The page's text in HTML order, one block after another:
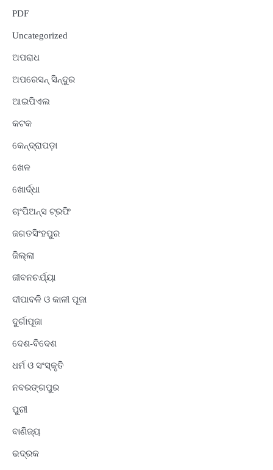
PDF
Uncategorized
ଅପରାଧ
ଅପରେସନ୍ ସିନ୍ଦୁର
ଆଇପିଏଲ
କଟକ
କେନ୍ଦ୍ରାପଡ଼ା
ଖେଳ
ଖୋର୍ଦ୍ଧା
ଚାଂପିଅନ୍ସ ଟ୍ରଫି
ଜଗତସିଂହପୁର
ଜିଲ୍ଲା
ଜୀବନଚର୍ଯ୍ୟା
ଦୀପାବଳି ଓ କାଳୀ ପୂଜା
ଦୁର୍ଗାପୂଜା
ଦେଶ-ବିଦେଶ
ଧର୍ମ ଓ ସଂସ୍କୃତି
ନବରଙ୍ଗପୁର
ପୁରୀ
ବାଣିଜ୍ୟ
ଭଦ୍ରକ